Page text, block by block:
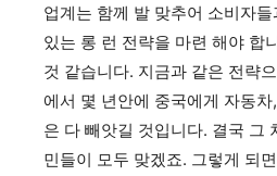
업계는 함께 발 맞추어 소비자
있는 롱 런 전략을 마련 해야 합
것 같습니다. 지금과 같은 전략
에서 몇 년안에 중국에게 자동
은 다 빼앗길 것입니다. 결국 그
민들이 모두 맞겠죠. 그렇게 되